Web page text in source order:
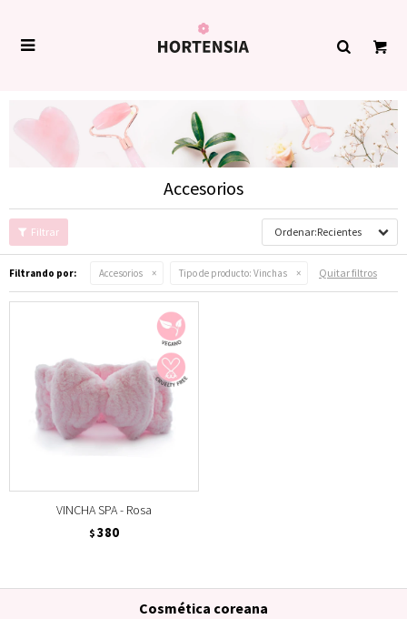

Accesorios
Recientes
Filtrando por: Accesorios Tipo de producto: Vinchas Quitar filtros
VINCHA SPA - Rosa
$ 380
Cosmética coreana